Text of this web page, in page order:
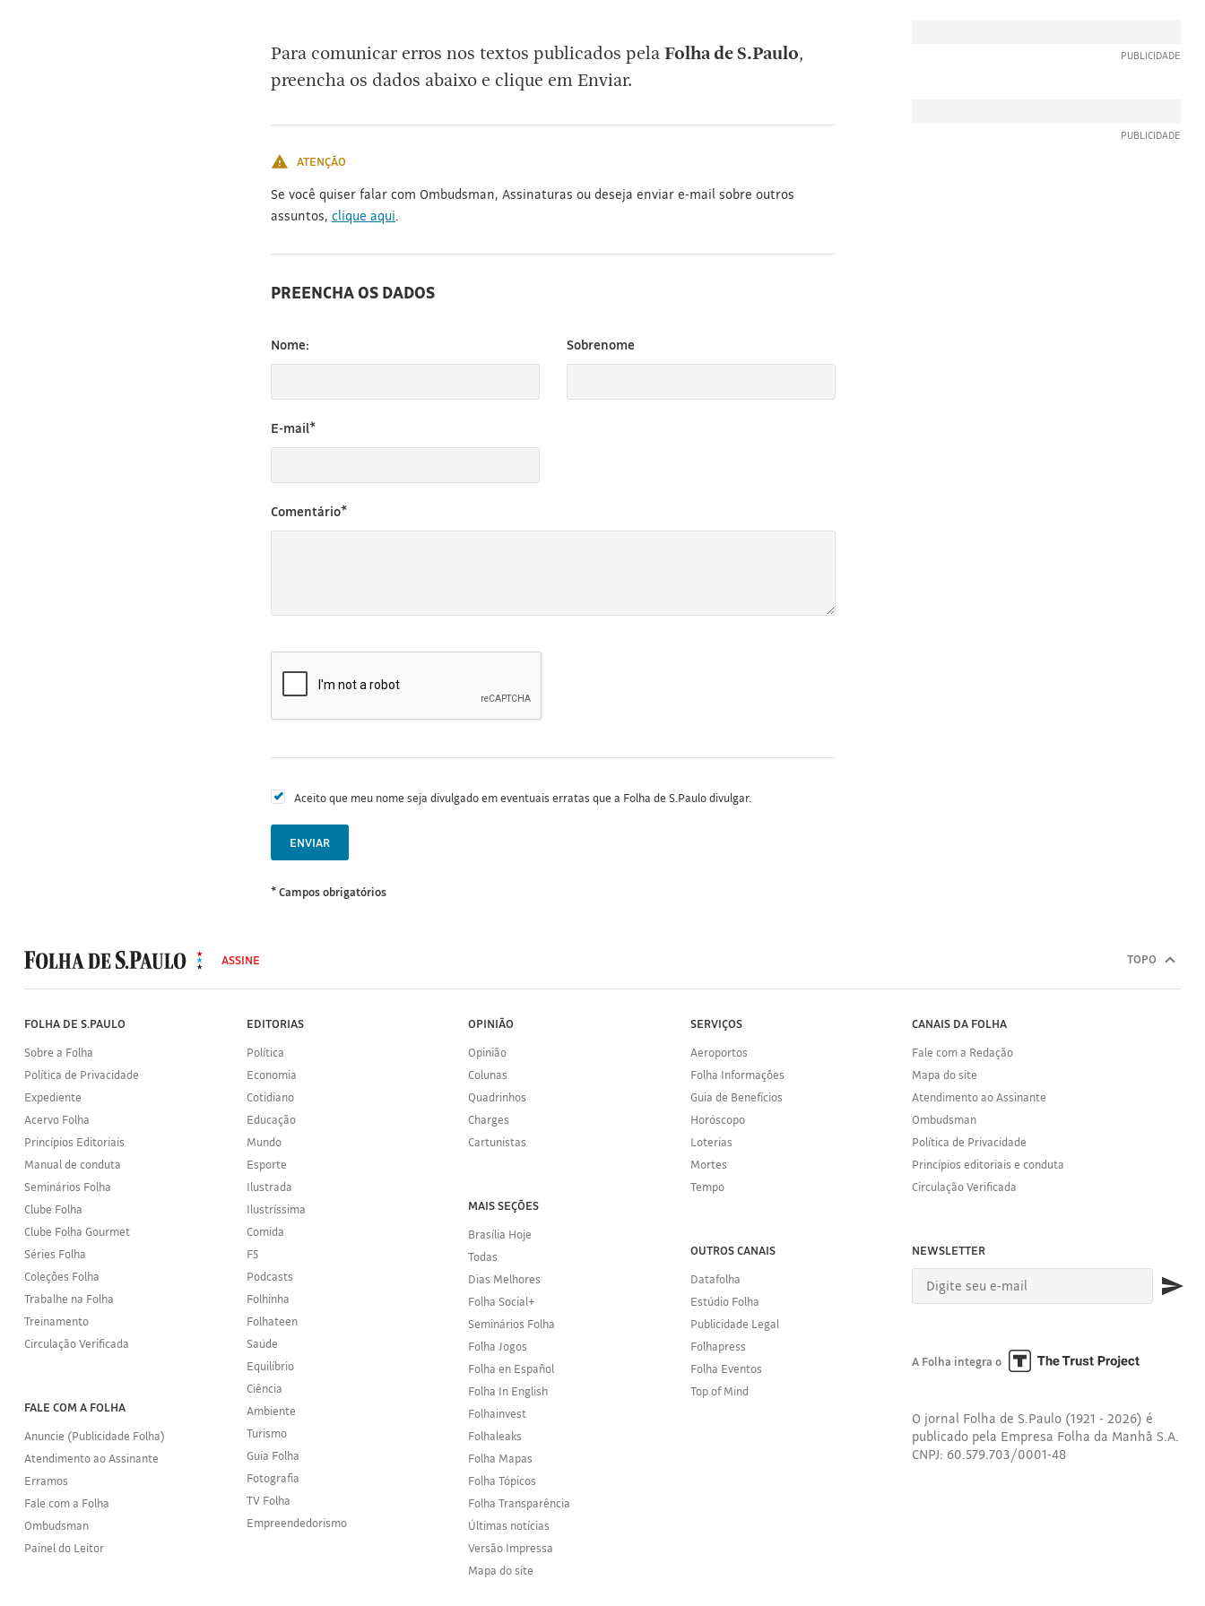
Para comunicar erros nos textos publicados pelaFolha de S.Paulo,
preencha os dados abaixo e clique em Enviar.
ATENÇÃO
Se você quiser falar com Ombudsman, Assinaturas ou deseja enviar e-mail sobre outros
assuntos, clique aqui.
PREENCHA OS DADOS
Nome: Sobrenome
E-mail*
Comentário*
Aceito que meu nome seja divulgado em eventuais erratas que a Folha de S.Paulo divulgar.
ENVIAR
* Campos obrigatórios
Folha
de
S.Paulo
ASSINE TOPO
FOLHA DE S.PAULO
Sobre a Folha
Política de Privacidade
Expediente
Acervo Folha
Princípios Editoriais
Manual de conduta
Seminários Folha
Clube Folha
Clube Folha Gourmet
Séries Folha
Coleções Folha
Trabalhe na Folha
Treinamento
Circulação Verificada
FALE COM A FOLHA
Anuncie (Publicidade Folha)
Atendimento ao Assinante
Erramos
Fale com a Folha
Ombudsman
Painel do Leitor
EDITORIAS
Política
Economia
Cotidiano
Educação
Mundo
Esporte
Ilustrada
Ilustríssima
Comida
F5
Podcasts
Folhinha
Folhateen
Saúde
Equilíbrio
Ciência
Ambiente
Turismo
Guia Folha
Fotografia
TV Folha
Empreendedorismo
OPINIÃO
Opinião
Colunas
Quadrinhos
Charges
Cartunistas
MAIS SEÇÕES
Brasília Hoje
Todas
Dias Melhores
Folha Social+
Seminários Folha
Folha Jogos
Folha en Español
Folha In English
Folhainvest
Folhaleaks
Folha Mapas
Folha Tópicos
Folha Transparência
Últimas notícias
Versão Impressa
Mapa do site
SERVIÇOS
Aeroportos
Folha Informações
Guia de Benefícios
Horóscopo
Loterias
Mortes
Tempo
OUTROS CANAIS
Datafolha
Estúdio Folha
Publicidade Legal
Folhapress
Folha Eventos
Top of Mind
CANAIS DA FOLHA
Fale com a Redação
Mapa do site
Atendimento ao Assinante
Ombudsman
Política de Privacidade
Princípios editoriais e conduta
Circulação Verificada
NEWSLETTER
A Folha integra o
O jornal Folha de S.Paulo (1921 - 2026) é
publicado pela Empresa Folha da Manhã S.A.
CNPJ: 60.579.703/0001-48